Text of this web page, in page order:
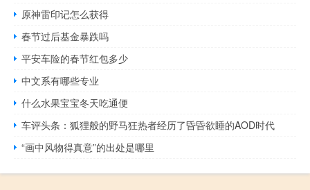
原神雷印记怎么获得
春节过后基金暴跌吗
平安车险的春节红包多少
中文系有哪些专业
什么水果宝宝冬天吃通便
车评头条：狐狸般的野马狂热者经历了昏昏欲睡的AOD时代
“画中风物得真意”的出处是哪里